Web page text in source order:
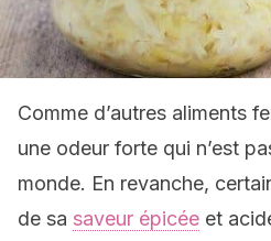
Comme d’autres aliments
une odeur forte qui n’est
monde. En revanche,
de sa saveur épicée et